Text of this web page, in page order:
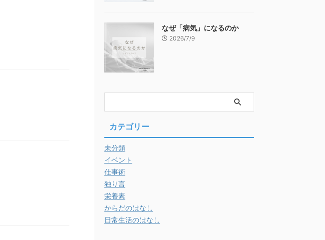
なぜ「病気」になるのか
2026/7/9
カテゴリー
未分類
イベント
仕事術
独り言
栄養素
からだのはなし
日常生活のはなし